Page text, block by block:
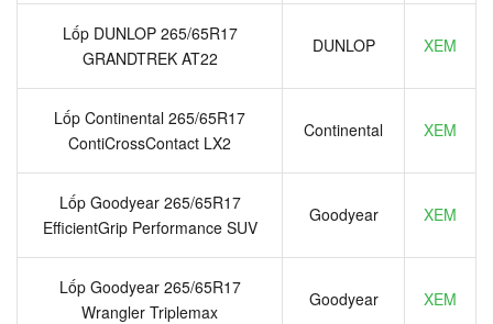
Lốp DUNLOP 265/65R17
GRANDTREK AT22
DUNLOP XEM
Lốp Continental 265/65R17
ContiCrossContact LX2
Continental XEM
Lốp Goodyear 265/65R17
EfficientGrip Performance SUV
Goodyear XEM
Lốp Goodyear 265/65R17
Wrangler Triplemax
Goodyear XEM